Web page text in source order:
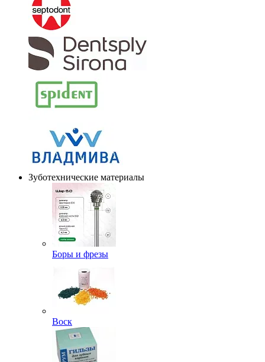
Зуботехнические материалы
Боры и фрезы
Воск